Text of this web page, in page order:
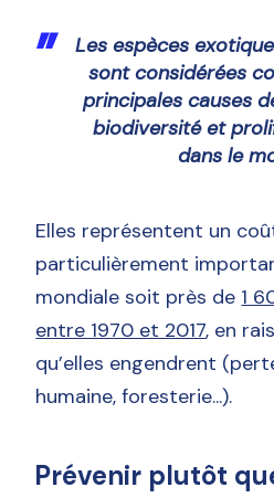
Les espèces
sont considérées
principales causes
biodiversitéet
dans le
Elles représentent un
particulièrement
mondiale soit près de 1
entre 1970 et 2017, en
qu’elles engendrent
humaine, foresterie...).
Prévenir plutôt